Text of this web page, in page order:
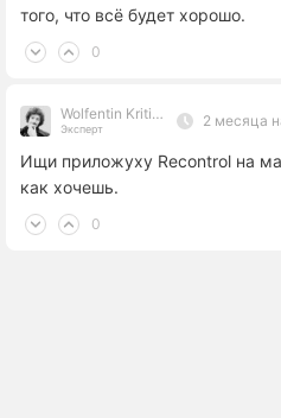
того, что всё будет хорошо.
0
Wolfеntin Kritikalo
Эксперт 2 месяца
Ищи приложуху Recontrol на
как хочешь.
0